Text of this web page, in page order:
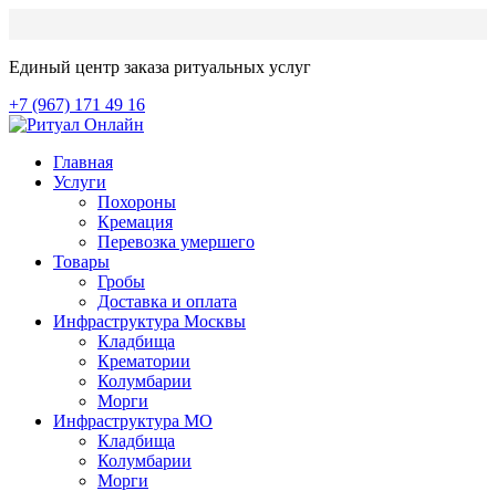
Единый центр заказа ритуальных услуг
+7 (967) 171 49 16
Главная
Услуги
Похороны
Кремация
Перевозка умершего
Товары
Гробы
Доставка и оплата
Инфраструктура Москвы
Кладбища
Крематории
Колумбарии
Морги
Инфраструктура МО
Кладбища
Колумбарии
Морги